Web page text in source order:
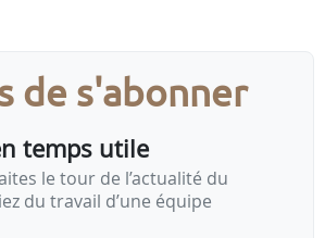
avec un solde en recul par
de l’État est un indicateur
de s'abonner
temps utile
le tour de l’actualité du
du travail d’une équipe